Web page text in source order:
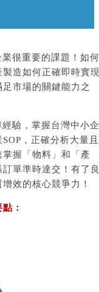
業很重要的課題！如何
造如何正確即時實
市場的關鍵能力之
驗，掌握台灣中小企
，正確分析大量且
握「物料」和「產
單準時達交！有了
效的核心競爭力！
：